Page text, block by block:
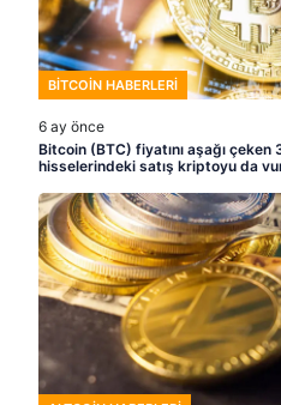
BITCOIN HABERLERI
6 ay önce
Bitcoin (BTC) fiyatını aşağı
hisselerindeki satış kriptoyu da